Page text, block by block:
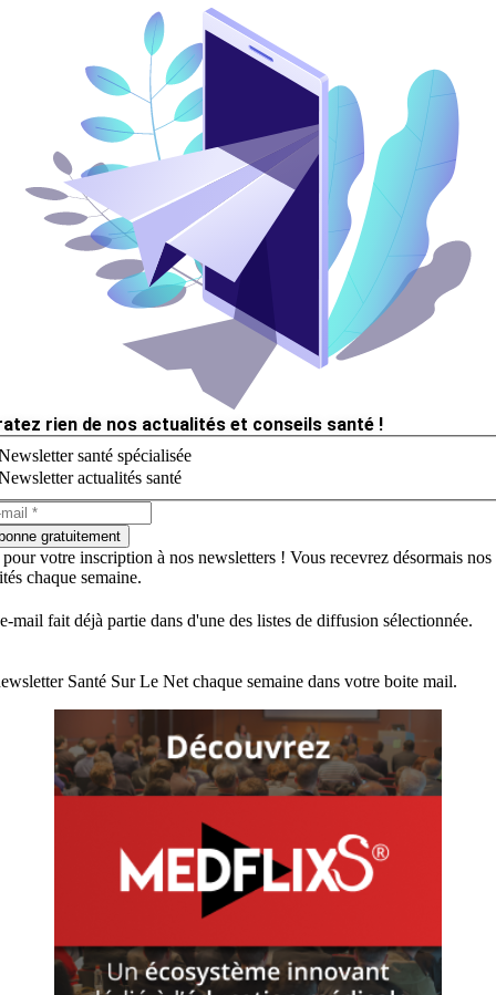
rien de nos actualités et conseils santé !
santé spécialisée
actualités santé
gratuitement
votre inscription à nos newsletters ! Vous recevrez désormais nos
chaque semaine.
mail fait déjà partie dans d'une des listes de diffusion sélectionnée.
Santé Sur Le Net chaque semaine dans votre boite mail.